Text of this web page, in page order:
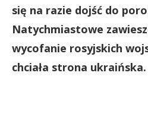
się na razie dojść do
Natychmiastowe
wycofanie rosyjskich
chciała strona ukraińska.